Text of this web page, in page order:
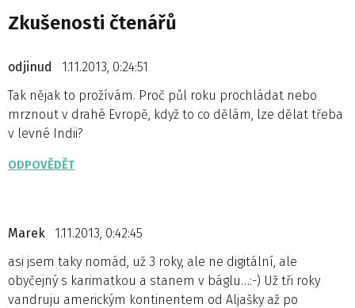
Zkušenosti čtenářů
odjinud
1.11.2013, 0:24:51
Tak nějak to prožívám. Proč půl roku prochládat nebo
mrznout v drahé Evropě, když to co dělám, lze dělat třeba
v levné Indii?
ODPOVĚDĚT
Marek
1.11.2013, 0:42:45
asi jsem taky nomád, už 3 roky, ale ne digitální, ale
obyčejný s karimatkou a stanem v báglu…:-) Už tři roky
vandruju americkým kontinentem od Aljašky až po